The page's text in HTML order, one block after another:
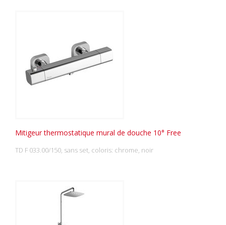
Mitigeur thermostatique mural de douche 10° Free
TD F 033.00/150, sans set, coloris: chrome, noir